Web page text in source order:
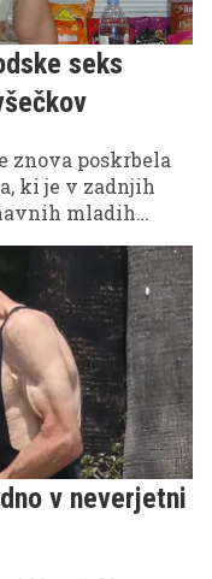
seks
znova poskrbela
ki je v zadnjih
mladih
v neverjetni